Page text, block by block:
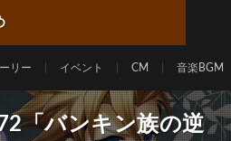
リー イベント CM 音楽BGM
「バンキン族の逆